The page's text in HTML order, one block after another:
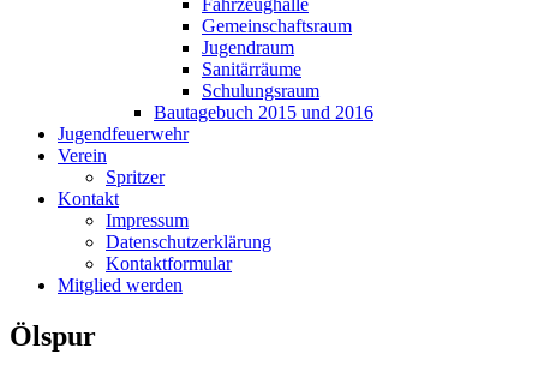
Fahrzeughalle
Gemeinschaftsraum
Jugendraum
Sanitärräume
Schulungsraum
Bautagebuch 2015 und 2016
Jugendfeuerwehr
Verein
Spritzer
Kontakt
Impressum
Datenschutzerklärung
Kontaktformular
Mitglied werden
Ölspur